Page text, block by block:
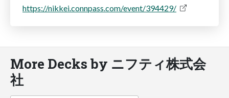
https://nikkei.connpass.com/event/394429/
More Decks by ニフティ株式会
社